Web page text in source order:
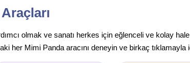
olmak ve sanatı herkes için eğlenceli ve kolay
her Mimi Panda aracını deneyin ve birkaç tıklamayla